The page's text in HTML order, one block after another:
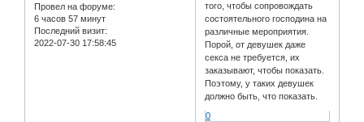
Провел на форуме:
6 часов 57 минут
Последний визит:
2022-07-30 17:58:45
того, чтобы сопровождать
состоятельного господина на
различные мероприятия.
Порой, от девушек даже
секса не требуется, их
заказывают, чтобы показать.
Поэтому, у таких девушек
должно быть, что показать.
0